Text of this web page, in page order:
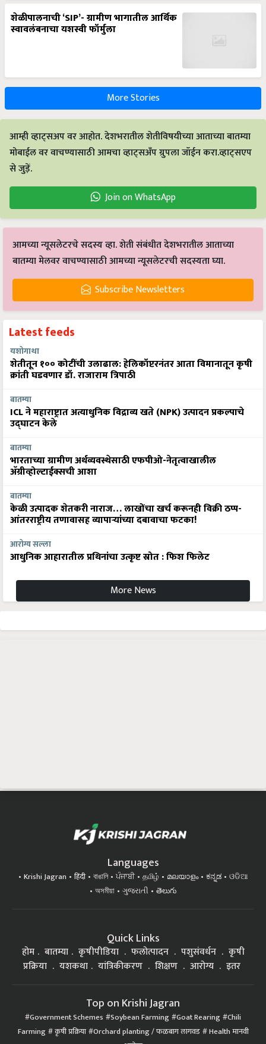
शेळीपालनाची ‘SIP’- ग्रामीण भागातील आर्थिक
स्वावलंबनाचा यशस्वी फॉर्मुला
More Stories
आम्ही व्हाट्सअप वर आहोत. देशभरातील शेतीविषयीच्या आताच्या बातम्या
मोबाईल वर वाचण्यासाठी आमचा व्हाट्सअँप ग्रुपला जॉईन करा.व्हाट्सएप
से जुड़ें.
Join on WhatsApp
आमच्या न्यूसलेटरचे सदस्य व्हा. शेती संबंधीत देशभरातील आताच्या
बातम्या मेलवर वाचण्यासाठी आमच्या न्यूसलेटरची सदस्यता घ्या.
Subscribe Newsletters
Latest feeds
यशोगाथा
शेतीतून १०० कोटींची उलाढाल: हेलिकॉप्टरनंतर आता विमानातून कृषी
क्रांती घडवणार डॉ. राजाराम त्रिपाठी
बातम्या
ICL ने महाराष्ट्रात अत्याधुनिक विद्राव्य खते (NPK) उत्पादन प्रकल्पाचे
उद्घाटन केले
बातम्या
भारताच्या ग्रामीण अर्थव्यवस्थेसाठी एफपीओ-नेतृत्वाखालील
अ‍ॅग्रीव्होल्टाईक्सची आशा
बातम्या
केळी उत्पादक शेतकरी नाराज… लाखोंचा खर्च करूनही विक्री ठप्प-
आंतरराष्ट्रीय तणावासह व्यापाऱ्यांच्या दबावाचा फटका!
आरोग्य सल्ला
आधुनिक आहारातील प्रथिनांचा उत्कृष्ट स्रोत : फिश फिलेट
More News
Languages
Krishi Jagran हिंदी বাঙালি ਪੰਜਾਬੀ தமிழ் മലയാളം ಕನ್ನಡ
ଓଡିଆ
অসমীয়া
ગુજરાતી తెలుగు
Quick Links
होम बातम्या कृषीपीडिया फलोत्पादन पशुसंवर्धन
कृषी
प्रक्रिया
यशकथा यांत्रिकीकरण शिक्षण आरोग्य इतर
Top on Krishi Jagran
Government Schemes Soybean Farming Goat Rearing Chili
Farming कृषी प्रक्रिया Orchard planting / फळबाग लागवड Health मानवी